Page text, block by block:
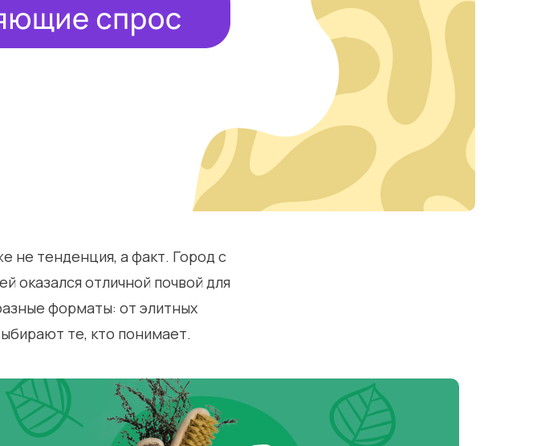
не тенденция, а факт. Город с
оказался отличной почвой для
форматы: от элитных
те, кто понимает.